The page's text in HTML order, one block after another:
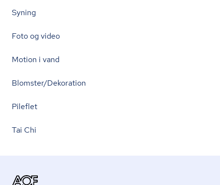
Syning
Foto og video
Motion i vand
Blomster/Dekoration
Pileflet
Tai Chi